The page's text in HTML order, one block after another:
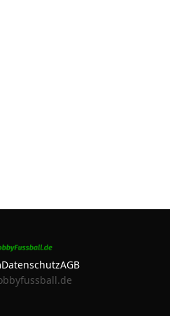
DatenschutzAGB